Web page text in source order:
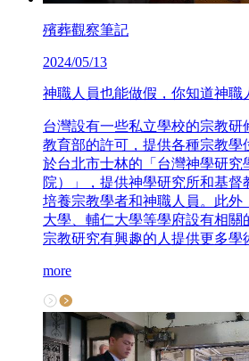
殯葬觀察筆記
2024/05/13
神職人員也能做假，你知道神職
台灣設有一些私立學校的宗教研
教育部的許可，提供各種宗教學
於台北市士林的「台灣神學研究
院）」，提供神學研究所和基督
培養宗教學者和神職人員。此外
大學、輔仁大學等學府設有相關
宗教研究有興趣的人提供更多學
more